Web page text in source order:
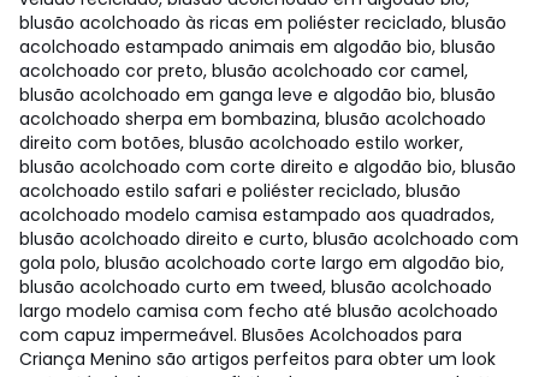
blusão acolchoado às ricas em poliéster reciclado, blusão
acolchoado estampado animais em algodão bio, blusão
acolchoado cor preto, blusão acolchoado cor camel,
blusão acolchoado em ganga leve e algodão bio, blusão
acolchoado sherpa em bombazina, blusão acolchoado
direito com botões, blusão acolchoado estilo worker,
blusão acolchoado com corte direito e algodão bio, blusão
acolchoado estilo safari e poliéster reciclado, blusão
acolchoado modelo camisa estampado aos quadrados,
blusão acolchoado direito e curto, blusão acolchoado com
gola polo, blusão acolchoado corte largo em algodão bio,
blusão acolchoado curto em tweed, blusão acolchoado
largo modelo camisa com fecho até blusão acolchoado
com capuz impermeável. Blusões Acolchoados para
Criança Menino são artigos perfeitos para obter um look